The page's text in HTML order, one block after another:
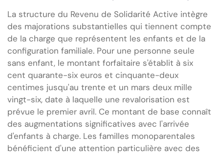
La structure du Revenu de Solidarité Active intègre
des majorations substantielles qui tiennent compte
de la charge que représentent les enfants et de la
configuration familiale. Pour une personne seule
sans enfant, le montant forfaitaire s'établit à six
cent quarante-six euros et cinquante-deux
centimes jusqu'au trente et un mars deux mille
vingt-six, date à laquelle une revalorisation est
prévue le premier avril. Ce montant de base connaît
des augmentations significatives avec l'arrivée
d'enfants à charge. Les familles monoparentales
bénéficient d'une attention particulière avec des